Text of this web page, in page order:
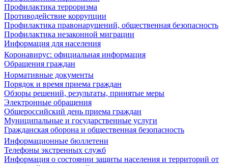
Профилактика терроризма
Противодействие коррупции
Профилактика правонарушений, общественная безопасность
Профилактика незаконной миграции
Информация для населения
Коронавирус: официальная информация
Обращения граждан
Нормативные документы
Порядок и время приема граждан
Обзоры решений, результаты, принятые меры
Электронные обращения
Общероссийский день приема граждан
Муниципальные и государственные услуги
Гражданская оборона и общественная безопасность
Информационные бюллетени
Телефоны экстренных служб
Информация о состоянии защиты населения и территорий от